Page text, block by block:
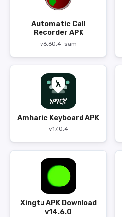
Automatic Call
Recorder APK
v6.60.4-sam
Amharic Keyboard APK
v17.0.4
Xingtu APK Download
v14.6.0